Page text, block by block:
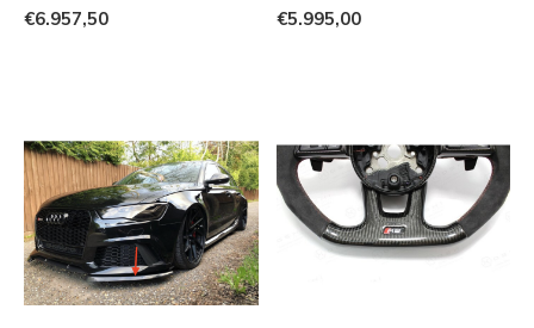
€6.957,50
€5.995,00